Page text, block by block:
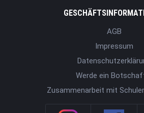
AGB
Impressum
Werde ein
Zusammenarbeit mit